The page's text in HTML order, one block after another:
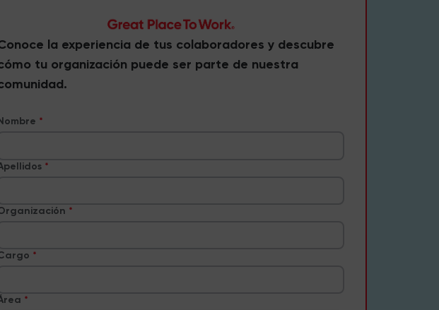
la experiencia de tus colaboradores y descubre
tu organización puede ser parte de nuestra